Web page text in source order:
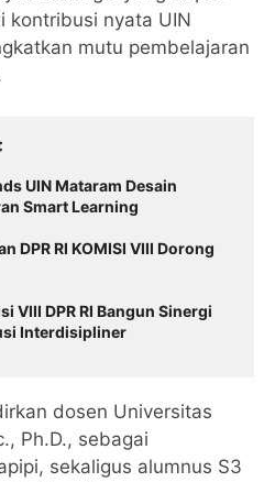
kontribusi nyata UIN
mutu pembelajaran
Smart Learning
DPR RI KOMISI VIII Dorong
VIII DPR RI Bangun Sinergi
Interdisipliner
dosen Universitas
Ph.D., sebagai
sekaligus alumnus S3